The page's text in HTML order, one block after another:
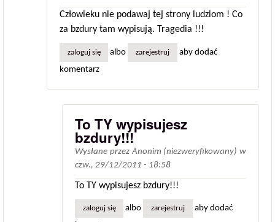
Człowieku nie podawaj tej strony ludziom ! Co
za bzdury tam wypisują. Tragedia !!!
zaloguj się albo zarejestruj
aby dodać
komentarz
To TY wypisujesz
bzdury!!!
Wysłane przezAnonim (niezweryfikowany) w
czw., 29/12/2011 - 18:58
To TY wypisujesz bzdury!!!
zaloguj się albo zarejestruj
aby dodać